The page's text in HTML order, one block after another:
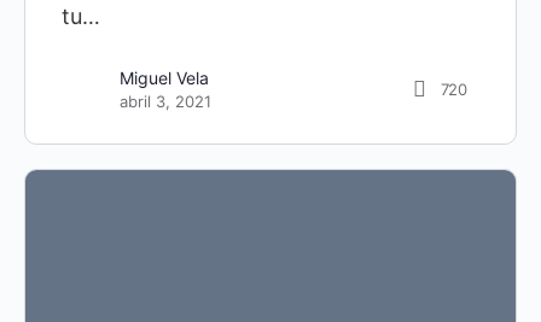
tu…
Miguel Vela
abril 3, 2021
720